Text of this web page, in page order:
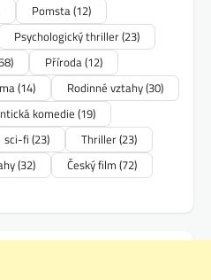
Pomsta(12)
Psychologický thriller(23)
Příroda(12)
(14) Rodinné vztahy(30)
komedie (19)
sci-fi (23) Thriller(23)
(32) Český film (72)